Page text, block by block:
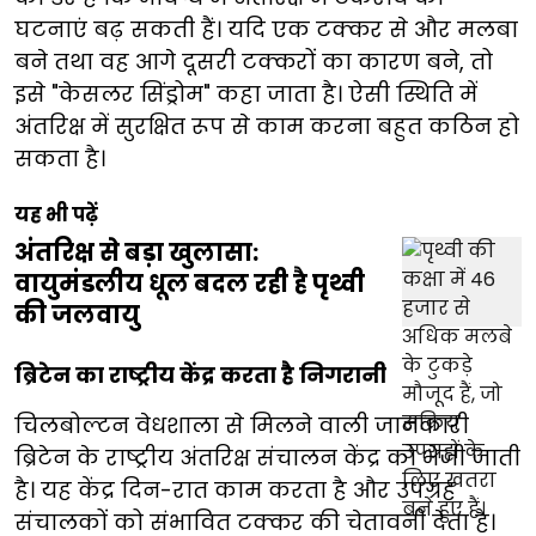
घटनाएं बढ़ सकती हैं। यदि एक टक्कर से और मलबा
बने तथा वह आगे दूसरी टक्करों का कारण बने, तो
इसे "केसलर सिंड्रोम" कहा जाता है। ऐसी स्थिति में
अंतरिक्ष में सुरक्षित रूप से काम करना बहुत कठिन हो
सकता है।
यह भी पढ़ें
अंतरिक्ष से बड़ा खुलासा:
वायुमंडलीय धूल बदल रही है पृथ्वी
की जलवायु
ब्रिटेन का राष्ट्रीय केंद्र करता है निगरानी
चिलबोल्टन वेधशाला से मिलने वाली जानकारी
ब्रिटेन के राष्ट्रीय अंतरिक्ष संचालन केंद्र को भेजी जाती
है। यह केंद्र दिन-रात काम करता है और उपग्रह
संचालकों को संभावित टक्कर की चेतावनी देता है।